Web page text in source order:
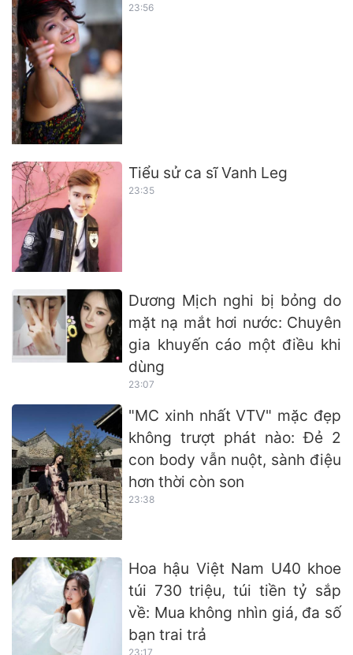
23:56
Tiểu sử ca sĩ Vanh Leg
23:35
Dương Mịch nghi bị bỏng do
mặt nạ mắt hơi nước: Chuyên
gia khuyến cáo một điều khi
dùng
23:07
"MC xinh nhất VTV" mặc đẹp
không trượt phát nào: Đẻ 2
con body vẫn nuột, sành điệu
hơn thời còn son
23:38
Hoa hậu Việt Nam U40 khoe
túi 730 triệu, túi tiền tỷ sắp
về: Mua không nhìn giá, đa số
bạn trai trả
23:17